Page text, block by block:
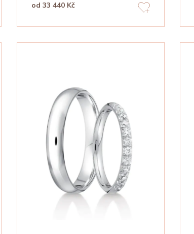
od 33 440 Kč